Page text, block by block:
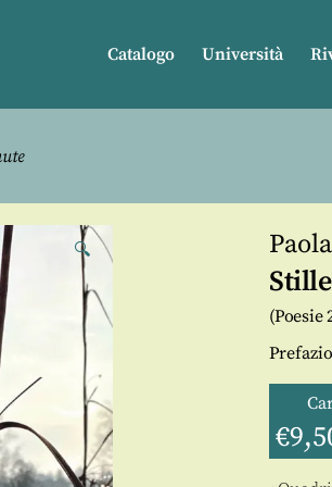
Catalogo Università
🔍
(Poesie
€